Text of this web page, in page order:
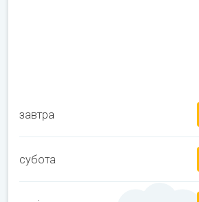
завтра
субота